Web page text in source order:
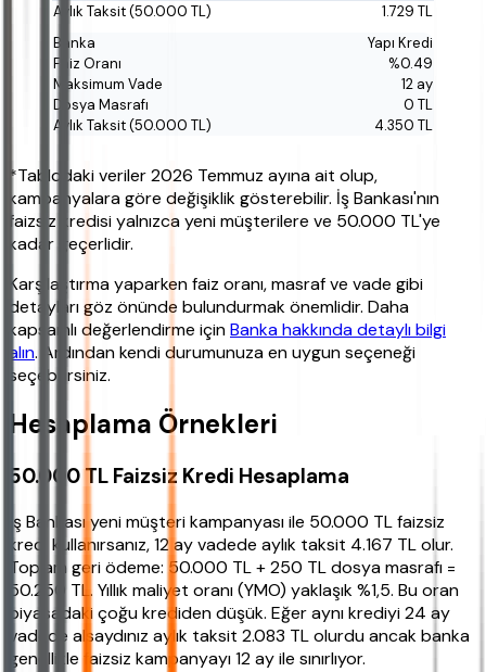
1.729 TL
Yapı Kredi
%0.49
12 ay
0 TL
4.350 TL
*Tablodaki veriler 2026 Temmuz ayına ait olup,
kampanyalara göre değişiklik gösterebilir. İş Bankası'nın
faizsiz kredisi yalnızca yeni müşterilere ve 50.000 TL'ye
kadar geçerlidir.
Karşılaştırma yaparken faiz oranı, masraf ve vade gibi
detayları göz önünde bulundurmak önemlidir. Daha
kapsamlı değerlendirme içinBanka hakkında detaylı bilgi
alın. Ardından kendi durumunuza en uygun seçeneği
seçebilirsiniz.
Hesaplama Örnekleri
50.000 TL Faizsiz Kredi Hesaplama
İş Bankası yeni müşteri kampanyası ile 50.000 TL faizsiz
kredi kullanırsanız, 12 ay vadede aylık taksit 4.167 TL olur.
Toplam geri ödeme: 50.000 TL + 250 TL dosya masrafı =
50.250 TL. Yıllık maliyet oranı (YMO) yaklaşık %1,5. Bu oran
piyasadaki çoğu krediden düşük. Eğer aynı krediyi 24 ay
vadede alsaydınız aylık taksit 2.083 TL olurdu ancak banka
genellikle faizsiz kampanyayı 12 ay ile sınırlıyor.